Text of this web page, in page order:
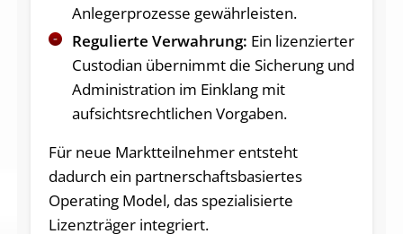
Anlegerprozesse gewährleisten.
Regulierte Verwahrung: Ein lizenzierter
Custodian übernimmt die Sicherung und
Administration im Einklang mit
aufsichtsrechtlichen Vorgaben.
Für neue Marktteilnehmer entsteht
dadurch ein partnerschaftsbasiertes
Operating Model, das spezialisierte
Lizenzträger integriert.